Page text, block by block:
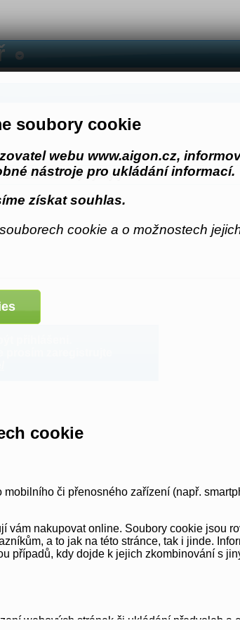
soubory cookie
webu www.aigon.cz,
nástroje pro ukládání informací.
získat souhlas.
cookie a o možnostech
cookie
či přenosného zařízení (např.
vám nakupovat online. Soubory cookie jsou
a to jak na této stránce, tak i jinde.
případů, kdy dojde k jejich zkombinování s
webových stránek či ukládání předvoleb a
Ukázat všechny výskyty